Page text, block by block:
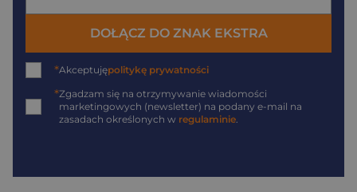
DOŁĄCZ DO ZNAK EKSTRA
*Akceptujępolitykę prywatności
*Zgadzam się na otrzymywanie wiadomości
marketingowych (newsletter) na podany e-mail na
zasadach określonych w regulaminie